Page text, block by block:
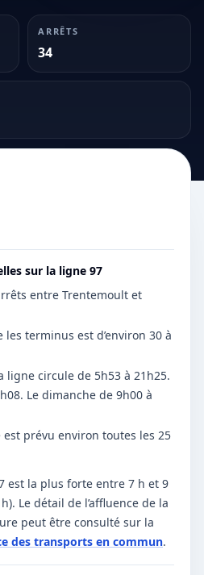
ARRÊTS
34
sur la ligne 97
entre Trentemoult et
terminus est d’environ 30 à
ligne circule de 5h53 à 21h25.
Le dimanche de 9h00 à
prévu environ toutes les 25
est la plus forte entre 7 h et 9
Le détail de l’affluence de la
peut être consulté sur la
des transports en commun.